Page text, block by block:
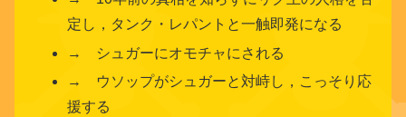
定し，タンク・レパントと一触即発になる
→ シュガーにオモチャにされる
→ ウソップがシュガーと対峙し，こっそり応
援する